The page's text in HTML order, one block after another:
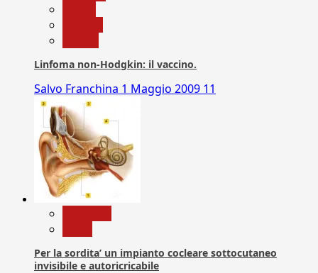
Linfoma non-Hodgkin: il vaccino.
Salvo Franchina 1 Maggio 2009 11
Per la sordita’ un impianto cocleare sottocutaneo
invisibile e autoricricabile